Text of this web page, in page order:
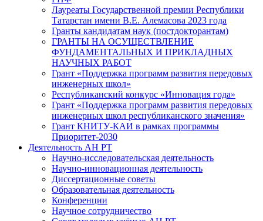
Лауреаты Государственной премии Республики
Татарстан имени В.Е. Алемасова 2023 года
Гранты кандидатам наук (постдокторантам)
ГРАНТЫ НА ОСУЩЕСТВЛЕНИЕ
ФУНДАМЕНТАЛЬНЫХ И ПРИКЛАДНЫХ
НАУЧНЫХ РАБОТ
Грант «Поддержка программ развития передовых
инженерных школ»
Республиканский конкурс «Инновация года»
Грант «Поддержка программ развития передовых
инженерных школ республиканского значения»
Грант КНИТУ-КАИ в рамках программы
Приоритет-2030
Деятельность АН РТ
Научно-исследовательская деятельность
Научно-инновационная деятельность
Диссертационные советы
Образовательная деятельность
Конференции
Научное сотрудничество